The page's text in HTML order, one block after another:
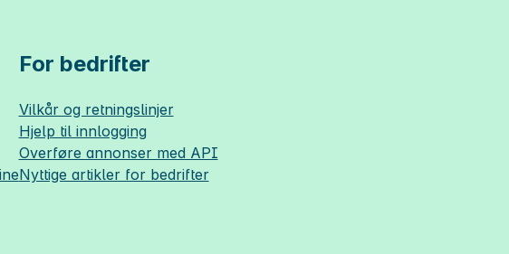
For bedrifter
Vilkår og retningslinjer
Hjelp til innlogging
Overføre annonser med API
Nyttige artikler for bedrifter